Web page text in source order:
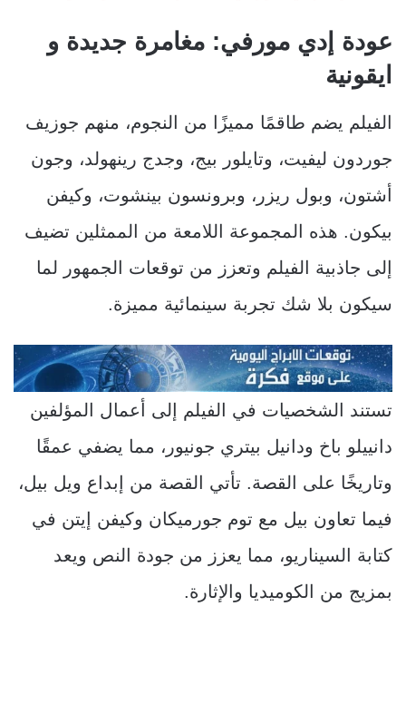
عودة إدي مورفي: مغامرة جديدة و
ايقونية
الفيلم يضم طاقمًا مميزًا من النجوم، منهم جوزيف
جوردون ليفيت، وتايلور بيج، وجدج رينهولد، وجون
أشتون، وبول ريزر، وبرونسون بينشوت، وكيفن
بيكون. هذه المجموعة اللامعة من الممثلين تضيف
إلى جاذبية الفيلم وتعزز من توقعات الجمهور لما
سيكون بلا شك تجربة سينمائية مميزة.
تستند الشخصيات في الفيلم إلى أعمال المؤلفين
دانييلو باخ ودانيل بيتري جونيور، مما يضفي عمقًا
وتاريخًا على القصة. تأتي القصة من إبداع ويل بيل،
فيما تعاون بيل مع توم جورميكان وكيفن إيتن في
كتابة السيناريو، مما يعزز من جودة النص ويعد
بمزيج من الكوميديا والإثارة.